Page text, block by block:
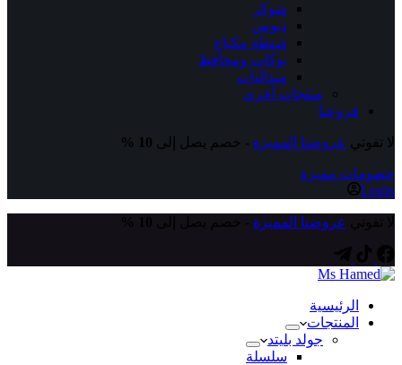
شوكر
دبوس
شنطة مكياج
بوكات ومحافظ
ميداليات
منتجات أخري
فروعنا
لا تفوتي عروضنا المميزة - خصم يصل إلى
خصومات مميزة
Login
عروضنا المميزة
الرئيسية
المنتجات
جولد بليتد
سلسلة